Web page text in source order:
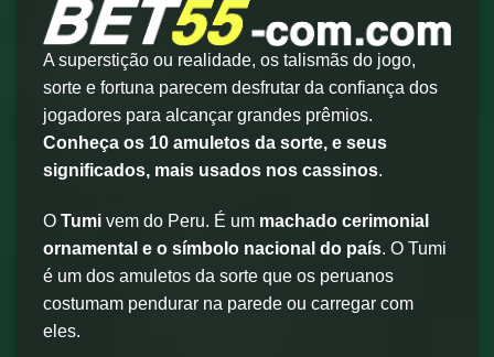
A superstição ou realidade, os talismãs do jogo,
sorte e fortuna parecem desfrutar da confiança dos
jogadores para alcançar grandes prêmios.
Conheça os 10 amuletos da sorte, e seus
significados, mais usados nos cassinos.
O Tumi vem do Peru. É um machado cerimonial
ornamental e o símbolo nacional do país. O Tumi
é um dos amuletos da sorte que os peruanos
costumam pendurar na parede ou carregar com
eles.